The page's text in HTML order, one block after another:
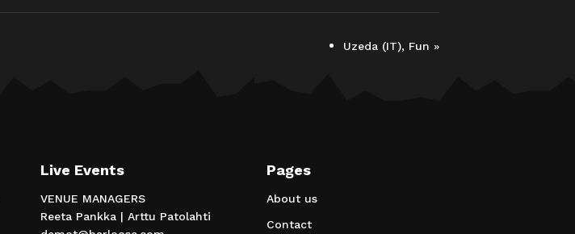
Uzeda (IT), Fun »
Live Events
VENUE MANAGERS
Reeta Pankka | Arttu Patolahti
Pages
About us
Contact